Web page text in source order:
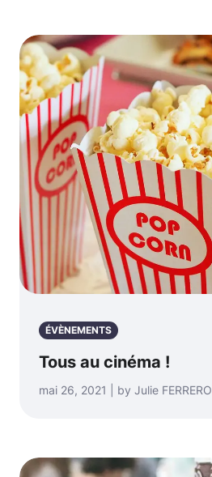
ÉVÈNEMENTS
Tous au cinéma !
mai 26, 2021 | by Julie FERRERO